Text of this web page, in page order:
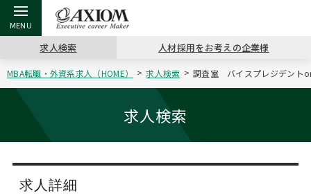
戻る
アクシアムの特長
戻る
コンサ
サービス案内
戻る
キャリ
コンサルタントの紹介
戻る
キャリア支援 TOP
キャリアデザイン講座
（最新求人市場動向）
戻る
MBAの
戻る
日本か
戻る
転職ツール TOP
英文レジュメの書き方
戻る
パワー
職務経歴書の書き方
戻る
転職コラム TOP
“展”職相談室
転職市場の明日をよめ
戻る
イベント・セミナー TOP
ジョブフェア
キャリアデザインセミナー
戻る
会社概要 TOP
沿革
主なクライアント
求人検索 人材採用をお考えの企業様
MBA転職・外資系求人（HOME） 求人検索 調査室 バイスプレジデント
求人検索
求人詳細